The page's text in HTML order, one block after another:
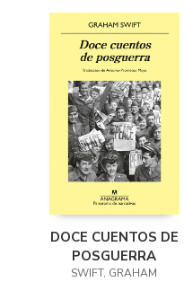
DOCE CUENTOS DE
POSGUERRA
SWIFT, GRAHAM